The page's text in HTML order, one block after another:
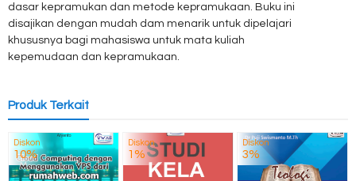
dasar kepramukan dan metode kepramukaan. Buku ini
disajikan dengan mudah dam menarik untuk dipelajari
khususnya bagi mahasiswa untuk mata kuliah
kepemudaan dan kepramukaan.
Produk Terkait
Diskon
10%
Diskon
1%
Diskon
3%